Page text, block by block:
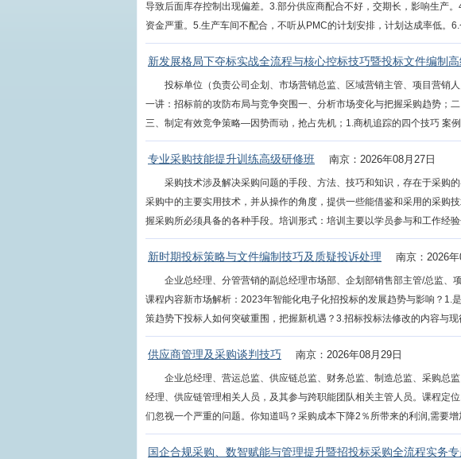
导致后面库存控制出现偏差。3.部分供应商配合不好，交期长，影响生产
资金严重。5.生产车间不配合，不听从PMC的计划安排，计划达成率低。
新发展格局下夺标实战全流程与核心控标技巧暨投标文件编制
投标单位（负责公司企划、市场营销总监、区域营销主管、项目营销
一讲：招标前的攻防布局与竞争突围一、分析市场变化与把握采购趋势；
三、制定有效竞争策略—因势而动，抢占先机；1.商机追踪的四个技巧 案
专业采购技能提升训练高级研修班 南京：2026年08月27日
采购技术涉及解决采购问题的手段、方法、技巧和知识，存在于采购
采购中的主要实用技术，并从操作的角度，提供一些能借鉴和采用的采购
握采购所必须具备的各种手段。培训形式：培训主要以学员参与和工作经
新时期投标策略与文件编制技巧及质疑投诉处理 南京：2026年
企业总经理、分管营销的副总经理市场部、企划部销售部主管/总监、
课程内容新市场解析：2023年智能化电子化招投标的发展趋势与影响？1.
策趋势下投标人如何突破重围，把握新机遇？3.招标投标法修改的内容与
供应商管理及采购谈判技巧 南京：2026年08月29日
企业总经理、营运总监、供应链总监、财务总监、制造总监、采购总
经理、供应链管理相关人员，及其参与跨职能团队相关主管人员。课程定
们忽视一个严重的问题。你知道吗？采购成本下降2％所带来的利润,需要
国企合规采购、数智赋能与管理提升暨招投标采购全流程实务